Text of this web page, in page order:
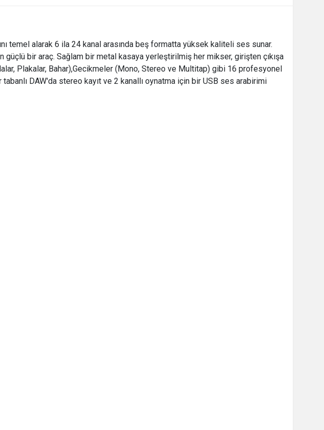
temel alarak 6 ila 24 kanal arasında beş formatta yüksek kaliteli ses sunar.
güçlü bir araç. Sağlam bir metal kasaya yerleştirilmiş her mikser, girişten çıkışa
Plakalar, Bahar),Gecikmeler (Mono, Stereo ve Multitap) gibi 16 profesyonel
DAW'da stereo kayıt ve 2 kanallı oynatma için bir USB ses arabirimi